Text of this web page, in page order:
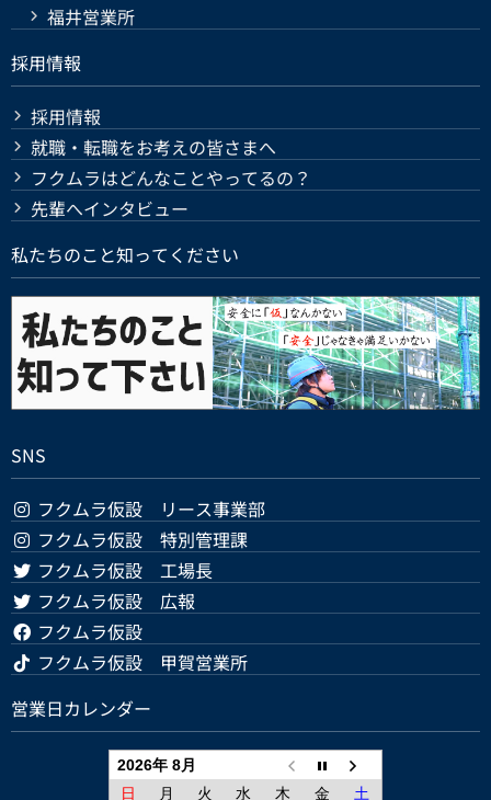
福井営業所
採用情報
採用情報
就職・転職をお考えの皆さまへ
フクムラはどんなことやってるの？
先輩へインタビュー
私たちのこと知ってください
SNS
フクムラ仮設 リース事業部
フクムラ仮設 特別管理課
フクムラ仮設 工場長
フクムラ仮設 広報
フクムラ仮設
フクムラ仮設 甲賀営業所
営業日カレンダー
2026年 8月
日
月 火 水 木 金 土